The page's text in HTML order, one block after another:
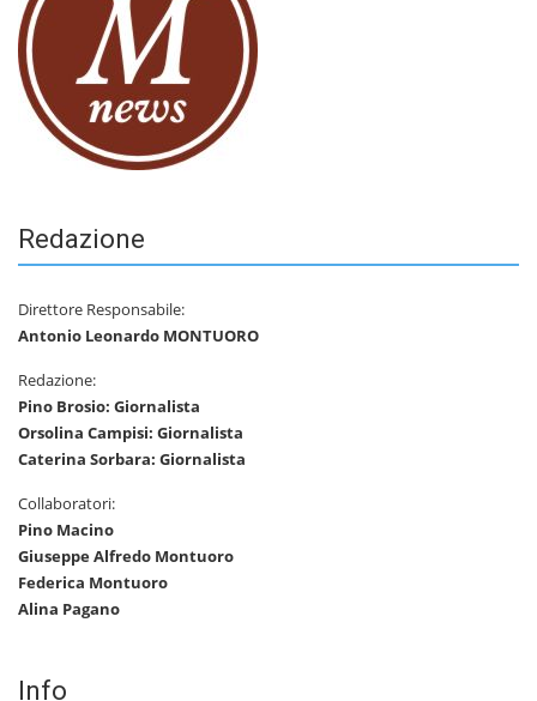
Redazione
Direttore Responsabile:
Antonio Leonardo MONTUORO
Redazione:
Pino Brosio: Giornalista
Orsolina Campisi: Giornalista
Caterina Sorbara: Giornalista
Collaboratori:
Pino Macino
Giuseppe Alfredo Montuoro
Federica Montuoro
Alina Pagano
Info